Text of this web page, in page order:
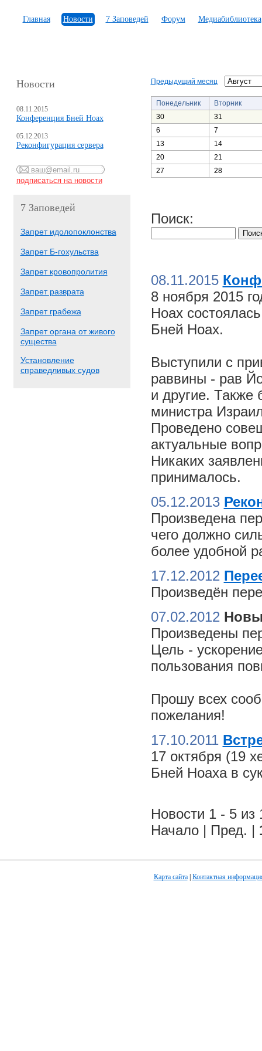
Главная Новости 7 Заповедей Форум Медиабиблиотека
Новости
08.11.2015
Конференция Бней Ноах
05.12.2013
Реконфигурация сервера
7 Заповедей
Запрет идолопоклонства
Запрет Б-гохульства
Запрет кровопролития
Запрет разврата
Запрет грабежа
Запрет органа от живого
существа
Установление
справедливых судов
Предыдущий месяц
Понедельник
Вторник
30
31
6
7
13
14
20
21
27
28
Поиск:
08.11.2015
8 ноября 2015
Ноах
Бней Ноах.
Выступили с
раввины - рав
и другие. Также
министра
Проведено
актуальные
Никаких
принималось.
05.12.2013
Произведена
чего должно
более удобной
17.12.2012
Произведён
07.02.2012
Произведены
Цель -
пользования
Прошу всех
пожелания!
17.10.2011
17 октября (19
Бней Ноаха в
Новости 1 - 5 из
Начало | Пред. |
Карта сайта| Контактная